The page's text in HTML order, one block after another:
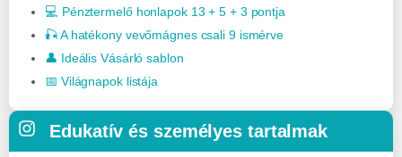
💻 Pénztermelő honlapok 13 + 5 + 3 pontja
🎣 A hatékony vevőmágnes csali 9 ismérve
👤 Ideális Vásárló sablon
📅 Világnapok listája
Edukatív és személyes tartalmak